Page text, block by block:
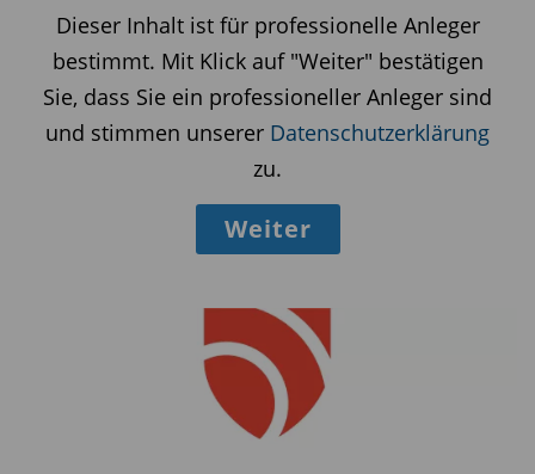
Recyclings quantifizierte Ziele zur Reduzierung
der Kunststoffproduktion, die andere Seite setzt
eher auf nachgelagerte Maßnahmen,
einschließlich des Recyclings. Unabhängig vom
Ausgang der Verhandlungen wird das künftige
Kunststoffe ein struktureller Wachstumsmotor
Kunststoffersatzstoffen sein.
Den vollständigen „Fund Insight: ODDO BHF
GREEN PLANET – Dezember 2024“
Dieser Inhalt ist für professionelle Anleger
bestimmt. Mit Klick auf "Weiter" bestätigen
Sie, dass Sie ein professioneller Anleger sind
und stimmen unserer Datenschutzerklärung
zu.
Weiter